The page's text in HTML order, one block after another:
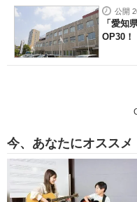
公開
「愛知
OP30
今、あなたにオススメ